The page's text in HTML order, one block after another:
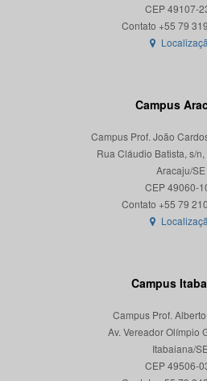
CEP 49107-
Campus
Campus Prof. João
Rua Cláudio Batista, s/
Aracaju/SE
CEP 49060-
Campus
Campus Prof.
Av. Vereador Olímpio
Itabaiana/SE
CEP 49506-